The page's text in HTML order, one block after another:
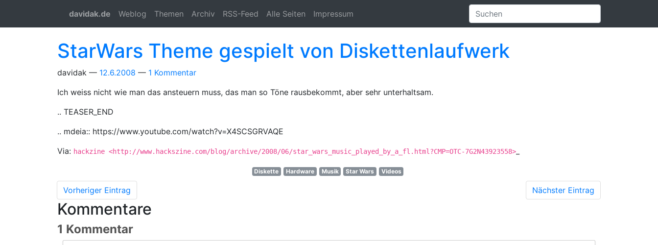
davidak.de
Weblog Themen Archiv RSS-Feed Alle Seiten Impressum
StarWars Theme gespielt von Diskettenlaufwerk
davidak 12.6.2008
1 Kommentar
Ich weiss nicht wie man das ansteuern muss, das man so Töne rausbekommt, aber sehr unterhaltsam.
.. TEASER_END
.. mdeia:: https://www.youtube.com/watch?v=X4SCSGRVAQE
Via: hackzine <http://www.hackszine.com/blog/archive/2008/06/star_wars_music_played_by_a_fl.html?CMP=OTC-7G2N43923558>
Diskette Hardware Musik Star Wars Videos
Vorheriger Eintrag Nächster Eintrag
Kommentare
1 Kommentar